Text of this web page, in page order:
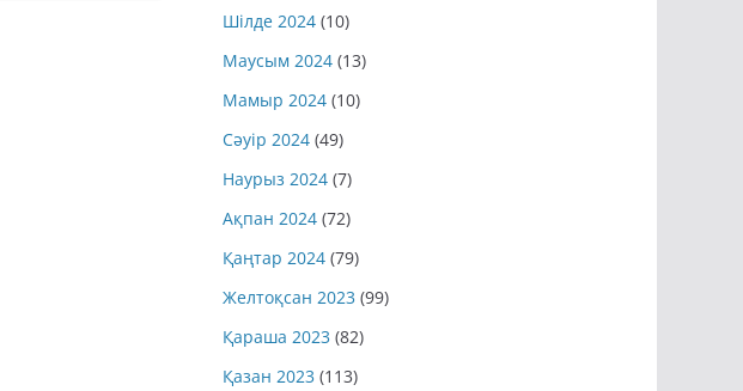
Шілде 2024 (10)
Маусым 2024 (13)
Мамыр 2024 (10)
Сәуір 2024 (49)
Наурыз 2024 (7)
Ақпан 2024 (72)
Қаңтар 2024 (79)
Желтоқсан 2023 (99)
Қараша 2023 (82)
Қазан 2023 (113)